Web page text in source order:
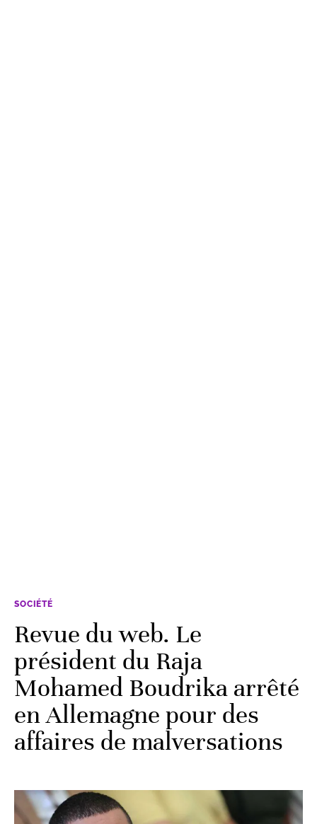
SOCIÉTÉ
Revue du web. Le
président du Raja
Mohamed Boudrika arrêté
en Allemagne pour des
affaires de malversations